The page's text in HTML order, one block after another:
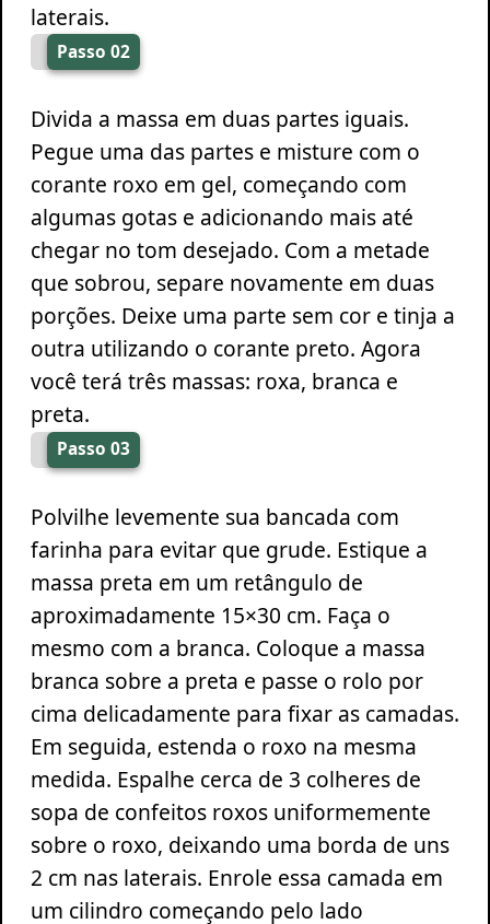
laterais.
Passo 02
Divida a massa em duas partes iguais.
Pegue uma das partes e misture com o
corante roxo em gel, começando com
algumas gotas e adicionando mais até
chegar no tom desejado. Com a metade
que sobrou, separe novamente em duas
porções. Deixe uma parte sem cor e tinja a
outra utilizando o corante preto. Agora
você terá três massas: roxa, branca e
preta.
Passo 03
Polvilhe levemente sua bancada com
farinha para evitar que grude. Estique a
massa preta em um retângulo de
aproximadamente 15×30 cm. Faça o
mesmo com a branca. Coloque a massa
branca sobre a preta e passe o rolo por
cima delicadamente para fixar as camadas.
Em seguida, estenda o roxo na mesma
medida. Espalhe cerca de 3 colheres de
sopa de confeitos roxos uniformemente
sobre o roxo, deixando uma borda de uns
2 cm nas laterais. Enrole essa camada em
um cilindro começando pelo lado